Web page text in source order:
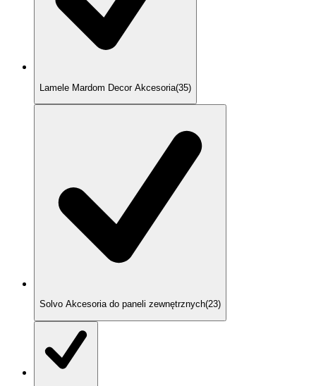
Lamele Mardom Decor Akcesoria(35)
Solvo Akcesoria do paneli zewnętrznych(23)